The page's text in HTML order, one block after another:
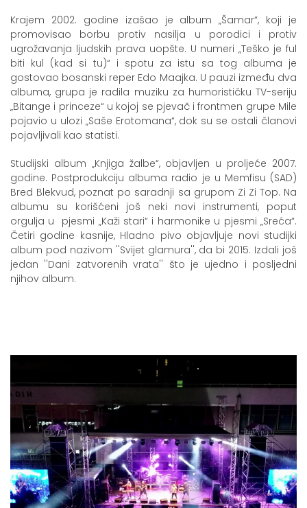
Krajem 2002. godine izašao je album „Šamar“, koji je
promovisao borbu protiv nasilja u porodici i protiv
ugrožavanja ljudskih prava uopšte. U numeri „Teško je ful
biti kul (kad si tu)“ i spotu za istu sa tog albuma je
gostovao bosanski reper Edo Maajka. U pauzi između dva
albuma, grupa je radila muziku za humorističku TV-seriju
„Bitange i princeze“ u kojoj se pjevač i frontmen grupe Mile
pojavio u ulozi „Saše Erotomana“, dok su se ostali članovi
pojavljivali kao statisti.
Studijski album „Knjiga žalbe“, objavljen u proljeće 2007.
godine. Postprodukciju albuma radio je u Memfisu (SAD)
Bred Blekvud, poznat po saradnji sa grupom Zi Zi Top. Na
albumu su korišćeni još neki novi instrumenti, poput
orgulja u pjesmi „Kaži stari“ i harmonike u pjesmi „Sreća“.
Četiri godine kasnije, Hladno pivo objavljuje novi studijki
album pod nazivom ''Svijet glamura'', da bi 2015. Izdali još
jedan ''Dani zatvorenih vrata'' što je ujedno i posljedni
njihov album.